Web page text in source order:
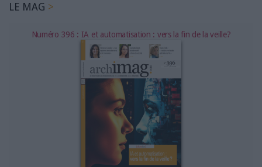
LES LIVRES BLANCS
NOS OFFRES D'ABONNEMENTS
LE MAG
Numéro 396 : IA et automatisation : vers la fin de la veille?